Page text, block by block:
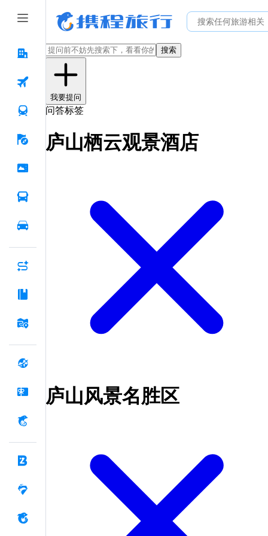
搜索
我要提问
问答标签
庐山栖云观景酒店
庐山风景名胜区